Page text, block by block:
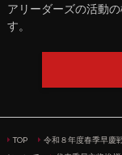
アリーダーズの活動
す。
TOP 令和８年度春季早慶